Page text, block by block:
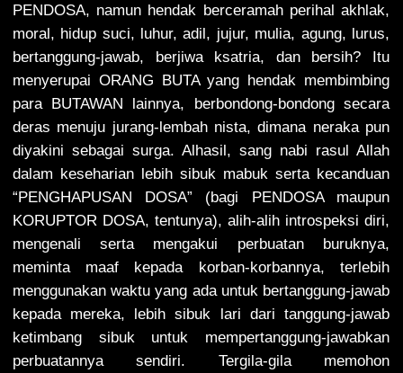
PENDOSA, namun hendak berceramah perihal akhlak,
moral, hidup suci, luhur, adil, jujur, mulia, agung, lurus,
bertanggung-jawab, berjiwa ksatria, dan bersih? Itu
menyerupai ORANG BUTA yang hendak membimbing
para BUTAWAN lainnya, berbondong-bondong secara
deras menuju jurang-lembah nista, dimana neraka pun
diyakini sebagai surga. Alhasil, sang nabi rasul Allah
dalam keseharian lebih sibuk mabuk serta kecanduan
“PENGHAPUSAN DOSA” (bagi PENDOSA maupun
KORUPTOR DOSA, tentunya), alih-alih introspeksi diri,
mengenali serta mengakui perbuatan buruknya,
meminta maaf kepada korban-korbannya, terlebih
menggunakan waktu yang ada untuk bertanggung-jawab
kepada mereka, lebih sibuk lari dari tanggung-jawab
ketimbang sibuk untuk mempertanggung-jawabkan
perbuatannya sendiri. Tergila-gila memohon